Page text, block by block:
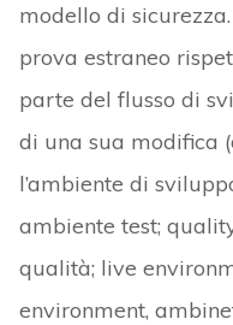
modello di
prova estraneo
parte del flusso di
di una sua modifica
l’ambiente di
ambiente test;
qualità; live
environment,